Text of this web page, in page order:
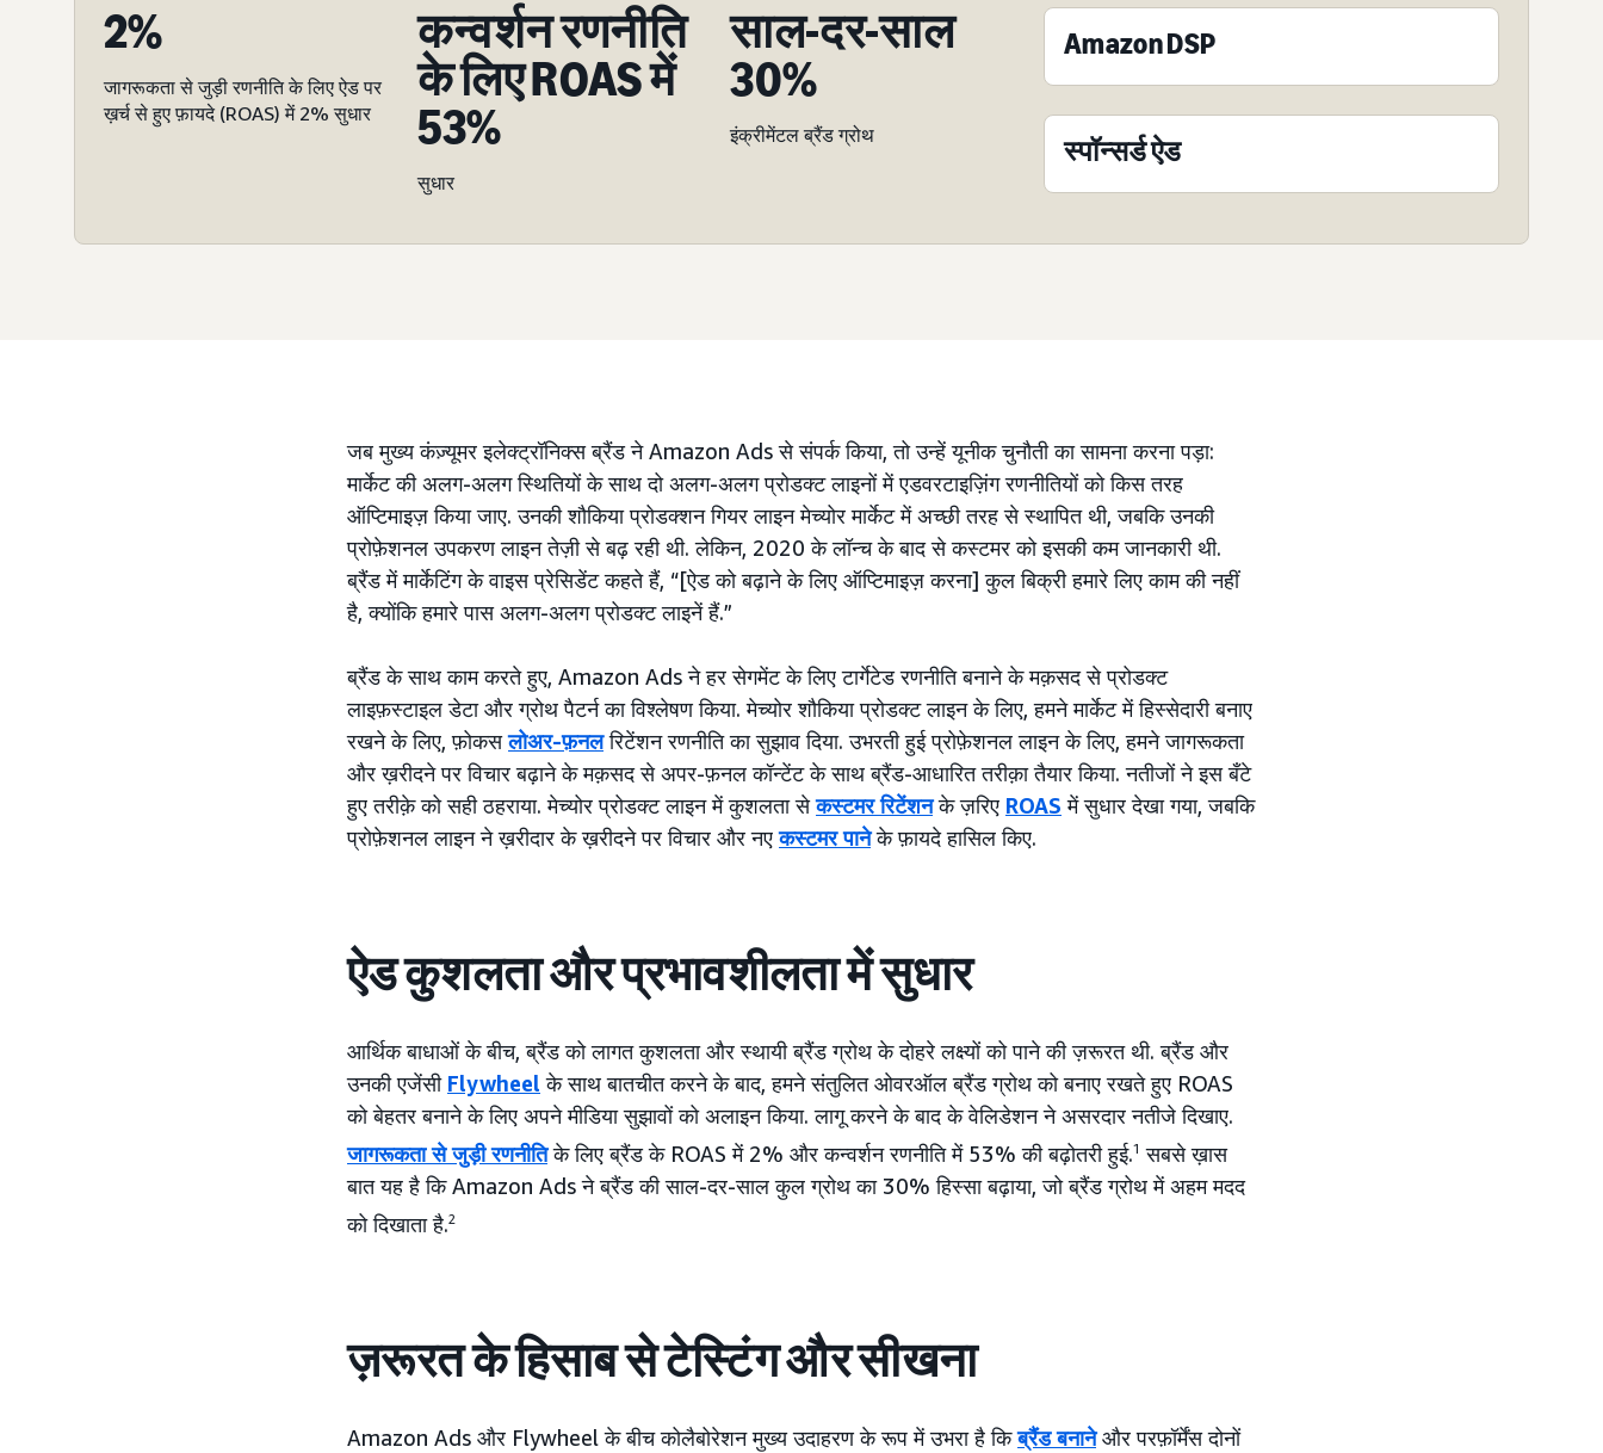
2%
जागरूकता से जुड़ी रणनीति के लिए ऐड पर
ख़र्च से हुए फ़ायदे (ROAS) में 2% सुधार
कन्वर्शन रणनीति
के लिए ROAS में
53%
सुधार
साल-दर-साल
30%
इंक्रीमेंटल ब्रैंड ग्रोथ
Amazon DSP
स्पॉन्सर्ड ऐड
जब मुख्य कंज़्यूमर इलेक्ट्रॉनिक्स ब्रैंड ने Amazon Ads से संपर्क किया, तो उन्हें यूनीक चुनौती का सामना करना पड़ा:
मार्केट की अलग-अलग स्थितियों के साथ दो अलग-अलग प्रोडक्ट लाइनों में एडवरटाइज़िंग रणनीतियों को किस तरह
ऑप्टिमाइज़ किया जाए. उनकी शौकिया प्रोडक्शन गियर लाइन मेच्योर मार्केट में अच्छी तरह से स्थापित थी, जबकि उनकी
प्रोफ़ेशनल उपकरण लाइन तेज़ी से बढ़ रही थी. लेकिन, 2020 के लॉन्च के बाद से कस्टमर को इसकी कम जानकारी थी.
ब्रैंड में मार्केटिंग के वाइस प्रेसिडेंट कहते हैं, “[ऐड को बढ़ाने के लिए ऑप्टिमाइज़ करना] कुल बिक्री हमारे लिए काम की नहीं
है, क्योंकि हमारे पास अलग-अलग प्रोडक्ट लाइनें हैं.”
ब्रैंड के साथ काम करते हुए, Amazon Ads ने हर सेगमेंट के लिए टार्गेटेड रणनीति बनाने के मक़सद से प्रोडक्ट
लाइफ़स्टाइल डेटा और ग्रोथ पैटर्न का विश्लेषण किया. मेच्योर शौकिया प्रोडक्ट लाइन के लिए, हमने मार्केट में हिस्सेदारी बनाए
रखने के लिए, फ़ोकसलोअर-फ़नलरिटेंशन रणनीति का सुझाव दिया. उभरती हुई प्रोफ़ेशनल लाइन के लिए, हमने जागरूकता
और ख़रीदने पर विचार बढ़ाने के मक़सद से अपर-फ़नल कॉन्टेंट के साथ ब्रैंड-आधारित तरीक़ा तैयार किया. नतीजों ने इस बँटे
हुए तरीक़े को सही ठहराया. मेच्योर प्रोडक्ट लाइन में कुशलता सेकस्टमर रिटेंशनके ज़रिए ROAS में सुधार देखा गया, जबकि
प्रोफ़ेशनल लाइन ने ख़रीदार के ख़रीदने पर विचार और नएकस्टमर पानेके फ़ायदे हासिल किए.
ऐड कुशलता और प्रभावशीलता में सुधार
आर्थिक बाधाओं के बीच, ब्रैंड को लागत कुशलता और स्थायी ब्रैंड ग्रोथ के दोहरे लक्ष्यों को पाने की ज़रूरत थी. ब्रैंड और
उनकी एजेंसी Flywheel के साथ बातचीत करने के बाद, हमने संतुलित ओवरऑल ब्रैंड ग्रोथ को बनाए रखते हुए ROAS
को बेहतर बनाने के लिए अपने मीडिया सुझावों को अलाइन किया. लागू करने के बाद के वेलिडेशन ने असरदार नतीजे दिखाए.
जागरूकता से जुड़ी रणनीतिके लिए ब्रैंड के ROAS में 2% और कन्वर्शन रणनीति में 53% की बढ़ोतरी हुई.1 सबसे ख़ास
बात यह है कि Amazon Ads ने ब्रैंड की साल-दर-साल कुल ग्रोथ का 30% हिस्सा बढ़ाया, जो ब्रैंड ग्रोथ में अहम मदद
को दिखाता है.2
ज़रूरत के हिसाब से टेस्टिंग और सीखना
Amazon Ads और Flywheel के बीच कोलैबोरेशन मुख्य उदाहरण के रूप में उभरा है किब्रैंड बनानेऔर परफ़ॉर्मेंस दोनों